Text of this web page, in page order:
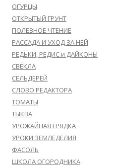
ОГУРЦЫ
ОТКРЫТЫЙ ГРУНТ
ПОЛЕЗНОЕ ЧТЕНИЕ
РАССАДА И УХОД ЗА НЕЙ
РЕДЬКИ, РЕДИС и ДАЙКОНЫ
СВЁКЛА
СЕЛЬДЕРЕЙ
СЛОВО РЕДАКТОРА
ТОМАТЫ
ТЫКВА
УРОЖАЙНАЯ ГРЯДКА
УРОКИ ЗЕМЛЕДЕЛИЯ
ФАСОЛЬ
ШКОЛА ОГОРОДНИКА